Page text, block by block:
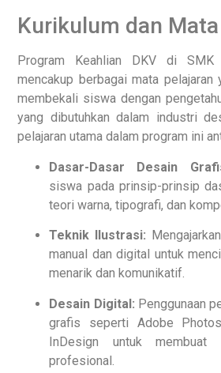
Kurikulum dan
Program Keahlian DKV di
mencakup berbagai mata pelajaran
membekali siswa dengan
yang dibutuhkan dalam industri
pelajaran utama dalam program ini
Dasar-Dasar Desain
siswa pada prinsip-prinsip
teori warna, tipografi, dan
Teknik Ilustrasi:
manual dan digital untuk
menarik dan komunikatif.
Desain Digital: Penggunaan
grafis seperti Adobe
InDesign untuk
profesional.